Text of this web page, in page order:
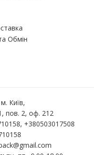
Обмін
Київ,
пов. 2, оф. 212
, +380503017508